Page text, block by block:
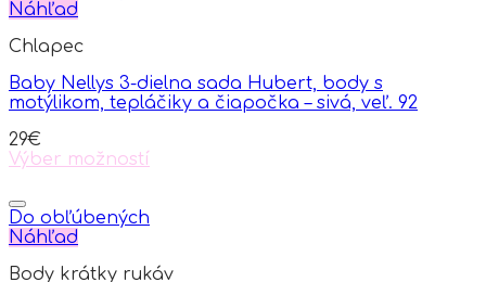
Náhľad
Chlapec
Baby Nellys 3-dielna sada Hubert, body s
motýlikom, tepláčiky a čiapočka – sivá, veľ. 92
29€
Výber možností
product
has
multiple
The
Do obľúbených
Náhľad
Body krátky rukáv